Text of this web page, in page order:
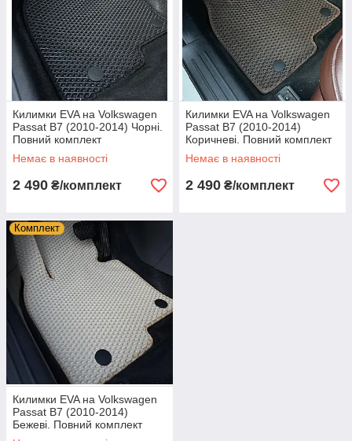
Килимки EVA на Volkswagen
Passat B7 (2010-2014) Чорні.
Повний комплект
Немає в наявності
2 490 ₴/комплект
Килимки EVA на Volkswagen
Passat B7 (2010-2014)
Коричневі. Повний комплект
Немає в наявності
2 490 ₴/комплект
Комплект
Килимки EVA на Volkswagen
Passat B7 (2010-2014)
Бежеві. Повний комплект